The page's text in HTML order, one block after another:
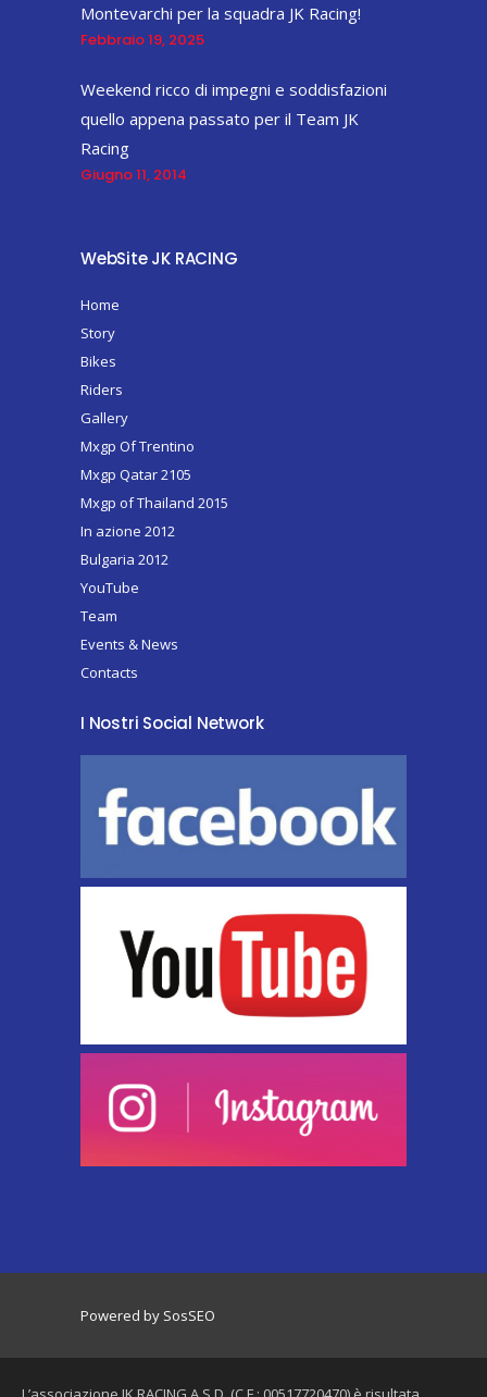
Montevarchi per la squadra JK Racing!
Febbraio 19, 2025
Weekend ricco di impegni e soddisfazioni
quello appena passato per il Team JK
Racing
Giugno 11, 2014
WebSite JK RACING
Home
Story
Bikes
Riders
Gallery
Mxgp Of Trentino
Mxgp Qatar 2105
Mxgp of Thailand 2015
In azione 2012
Bulgaria 2012
YouTube
Team
Events & News
Contacts
I Nostri Social Network
Powered by SosSEO